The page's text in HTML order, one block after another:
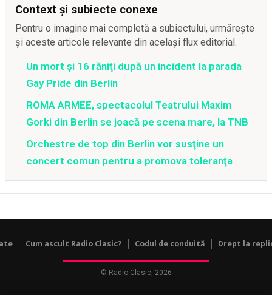
Context și subiecte conexe
Pentru o imagine mai completă a subiectului, urmărește
și aceste articole relevante din același flux editorial.
Un mort şi 16 răniţi după un incident la parada
Gay Pride din Berlin
ROMA ARMEE, spectacolul Teatrului Maxim
Gorki din Berlin se joacă pe scena mare, la TNB
Orchestre de top din Berlin vor susţine un
concert comun pentru a promova toleranţa
Cum ascult Radio Clasic? Codul de conduită Drept la
© Radio Clasic, 2026